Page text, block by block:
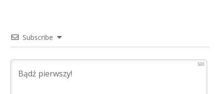
Subscribe
500